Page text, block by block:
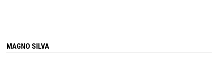
MAGNO SILVA